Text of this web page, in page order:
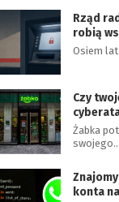
Rząd
robią
Osiem
Czy
Żabka
swojego…
konta